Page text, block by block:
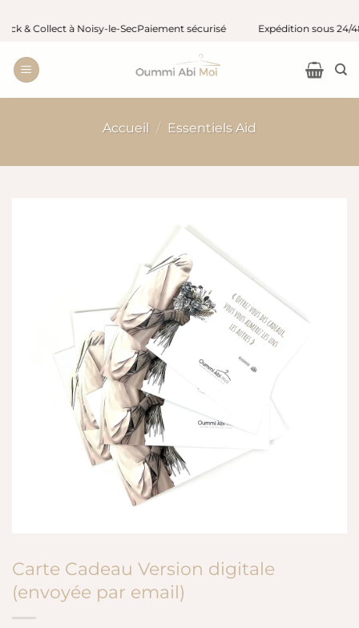
Passer
contenu
Collect à Noisy-le-SecPaiement sécurisé Expédition sous 24/48 h
Accueil / Essentiels Aid
Carte Cadeau Version digitale
(envoyée par email)